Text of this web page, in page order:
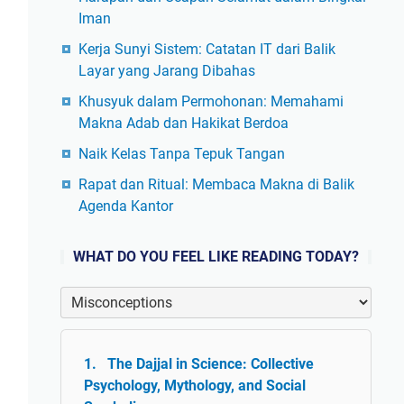
Iman
Kerja Sunyi Sistem: Catatan IT dari Balik
Layar yang Jarang Dibahas
Khusyuk dalam Permohonan: Memahami
Makna Adab dan Hakikat Berdoa
Naik Kelas Tanpa Tepuk Tangan
Rapat dan Ritual: Membaca Makna di Balik
Agenda Kantor
WHAT DO YOU FEEL LIKE READING TODAY?
The Dajjal in Science: Collective
Psychology, Mythology, and Social